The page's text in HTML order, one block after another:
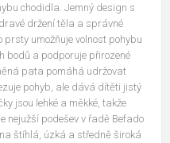
chodidla. Jemný design s
držení těla a správné
umožňuje volnost pohybu
bodů a podporuje přirozené
pata pomáhá udržovat
pohyb, ale dává dítěti jistý
jsou lehké a měkké, takže
nejužší podešev v řadě Befado
štíhlá, úzká a středně široká